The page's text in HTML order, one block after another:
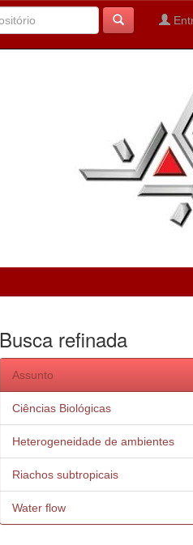
Busca refinada
Assunto
Ciências Biológicas
Heterogeneidade de ambientes
Riachos subtropicais
Water flow